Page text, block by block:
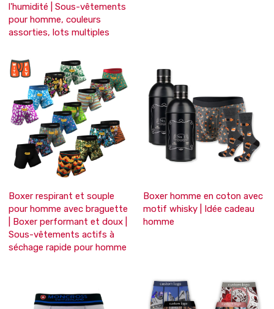
l'humidité | Sous-vêtements
pour homme, couleurs
assorties, lots multiples
Boxer respirant et souple
pour homme avec braguette
| Boxer performant et doux |
Sous-vêtements actifs à
séchage rapide pour homme
Boxer homme en coton avec
motif whisky | Idée cadeau
homme